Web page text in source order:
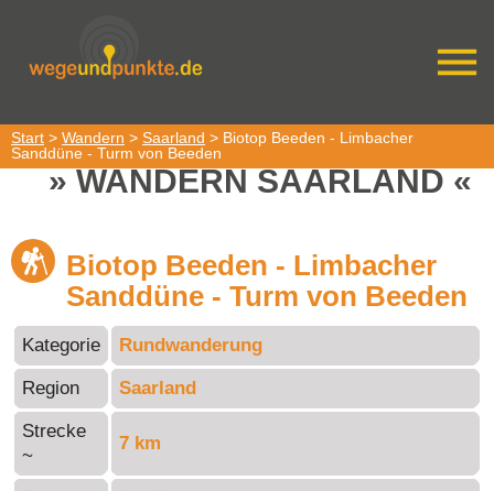
Start > Wandern > Saarland > Biotop Beeden - Limbacher
Sanddüne - Turm von Beeden
WANDERN SAARLAND
Biotop Beeden - Limbacher
Sanddüne - Turm von Beeden
Kategorie Rundwanderung
Region Saarland
Strecke
~
7 km